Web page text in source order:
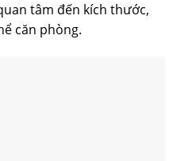
tâm đến kích thước,
căn phòng.